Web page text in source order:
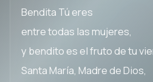
Bendita Tú eres
entre todas las mujeres,
y bendito es el fruto de tu
Santa María, Madre de Dios,